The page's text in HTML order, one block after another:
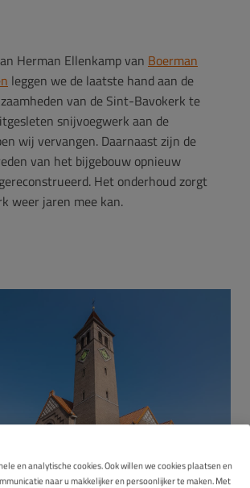
en analytische cookies. Ook willen we cookies plaatsen en
naar u makkelijker en persoonlijker te maken. Met
Herman Ellenkamp van Boerman
leggen we de laatste hand aan de
van de Sint-Bavokerk te
snijvoegwerk aan de
wij vervangen. Daarnaast zijn de
van het bijgebouw opnieuw
Het onderhoud zorgt
weer jaren mee kan.